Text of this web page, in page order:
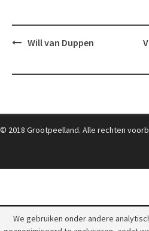
PostWill van Duppen
© 2018 Grootpeelland. Alle rechten
We gebruiken onder andere